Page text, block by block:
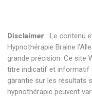
Disclaimer : Le contenu
Hypnothérapie Braine
grande précision. Ce site
titre indicatif et informatif
garantie sur les résultats
hypnothérapie peuvent